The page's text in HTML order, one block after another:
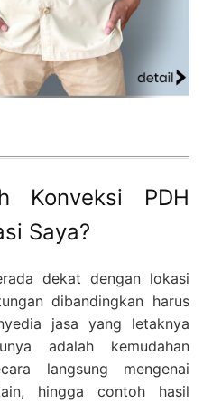
Konveksi PDH
Saya?
dekat dengan lokasi
dibandingkan harus
jasa yang letaknya
adalah kemudahan
langsung mengenai
hingga contoh hasil